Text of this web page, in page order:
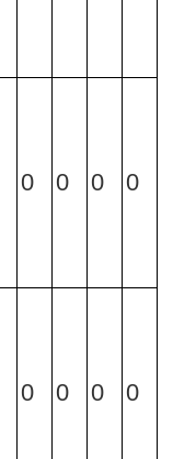
0 0 0 0
0 0 0 0